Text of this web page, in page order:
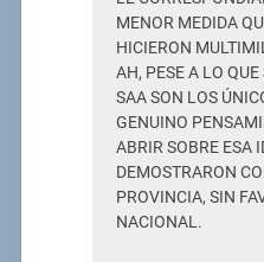
MENOR MEDIDA
HICIERON
AH, PESE A LO
SAA SON LOS
GENUINO
ABRIR SOBRE ESA
DEMOSTRARON
PROVINCIA, SIN
NACIONAL.